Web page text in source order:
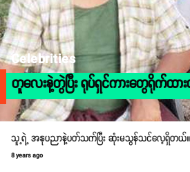
Celebrities
တူလေးနဲ့တွဲပြီး ရုပ်ရှင်ကားတွေရိုက်ထ
သူ့ရဲ့ အနုပညာနဲ့ပတ်သက်ပြီး ဆုံးမသွန်သင်လေ့ရှိတယ်။
8 years ago